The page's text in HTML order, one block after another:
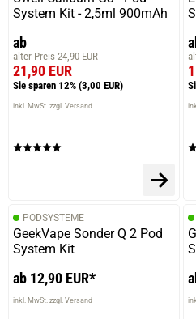
System Kit - 2,5ml 900mAh
ab
alter Preis 24,90 EUR
21,90 EUR
Sie sparen 12% (3,00 EUR)
inkl. MwSt. zzgl. Versand
PODSYSTEME
GeekVape Sonder Q 2 Pod
System Kit
ab 12,90 EUR*
inkl. MwSt. zzgl. Versand